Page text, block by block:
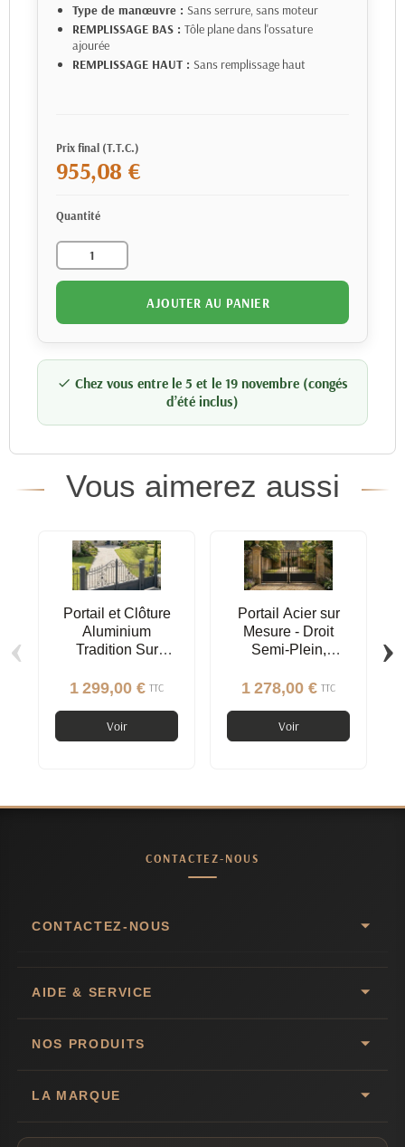
Type de manœuvre : Sans serrure, sans moteur
REMPLISSAGE BAS : Tôle plane dans l'ossature
ajourée
REMPLISSAGE HAUT : Sans remplissage haut
Prix final (T.T.C.)
955,08 €
Quantité
AJOUTER AU PANIER
 Chez vous entre le 5 et le 19 novembre (congés
d’été inclus)
Vous aimerez aussi
Portail et Clôture
Aluminium
Tradition Sur
Forgé
1 299,00 € TTC
Voir
Portail Acier sur
Mesure - Droit
Semi-Plein,
1 278,00 € TTC
Voir
‹ ›
CONTACTEZ-NOUS
CONTACTEZ-NOUS
AIDE & SERVICE
NOS PRODUITS
LA MARQUE